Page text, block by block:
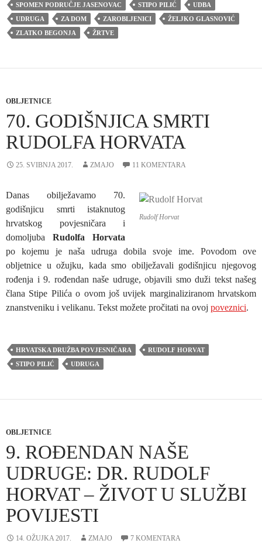
SPOMEN PODRUČJE JASENOVAC
STIPO PILIĆ
UDBA
UDRUGA
ZA DOM ZAROBLJENICI
ŽELJKO GLASNOVIĆ
ZLATKO BEGONJA
ŽRTVE
OBLJETNICE
70. GODIŠNJICA SMRTI
RUDOLFA HORVATA
25. SVIBNJA 2017. ZMAJO 11 KOMENTARA
Rudolf Horvat
Danas obilježavamo 70.
godišnjicu smrti istaknutog
hrvatskog povjesničara i
domoljuba Rudolfa Horvata
po kojemu je naša udruga dobila svoje ime. Povodom ove
obljetnice u ožujku, kada smo obilježavali godišnjicu njegovog
rođenja i 9. rođendan naše udruge, objavili smo duži tekst našeg
člana Stipe Pilića o ovom još uvijek marginaliziranom hrvatskom
znanstveniku i velikanu. Tekst možete pročitati na ovoj poveznici.
HRVATSKA DRUŽBA POVJESNIČARA
RUDOLF HORVAT
STIPO PILIĆ
UDRUGA
OBLJETNICE
9. ROĐENDAN NAŠE
UDRUGE: DR. RUDOLF
HORVAT – ŽIVOT U SLUŽBI
POVIJESTI
14. OŽUJKA 2017. ZMAJO 7 KOMENTARA